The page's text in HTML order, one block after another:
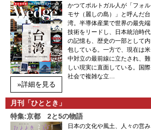
»詳細を見る
かつてポルトガル人が「フォル
モサ（麗しの島）」と呼んだ台
湾。半導体産業で世界の最先端
技術をリードし、日本統治時代
の記憶も、歴史の一部として内
包している。一方で、現在は米
中対立の最前線に立たされ、難
しい現実に直面している。国際
社会で複雑な立…
月刊「ひととき」
特集:京都 2と5の物語
日本の文化や風土、人々の営み